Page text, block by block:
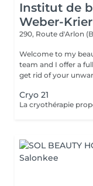
Institut de
Weber-
290, Route d'Arlon
Welcome to my
team and I offer a
get rid of your
Cryo 21